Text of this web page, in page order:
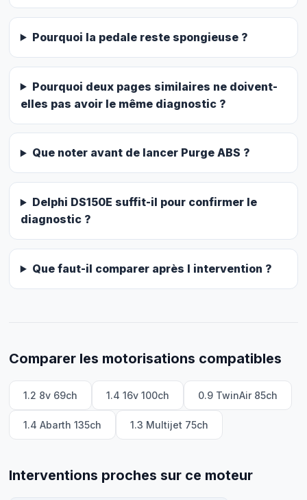
Pourquoi la pedale reste spongieuse ?
Pourquoi deux pages similaires ne doivent-
elles pas avoir le même diagnostic ?
Que noter avant de lancer Purge ABS ?
Delphi DS150E suffit-il pour confirmer le
diagnostic ?
Que faut-il comparer après l intervention ?
Comparer les motorisations compatibles
1.2 8v 69ch 1.4 16v 100ch 0.9 TwinAir 85ch
1.4 Abarth 135ch 1.3 Multijet 75ch
Interventions proches sur ce moteur